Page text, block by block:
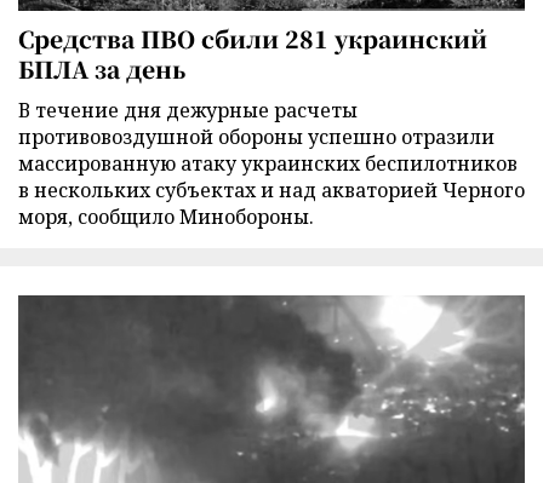
Средства ПВО сбили 281 украинский
БПЛА за день
В течение дня дежурные расчеты
противовоздушной обороны успешно отразили
массированную атаку украинских беспилотников
в нескольких субъектах и над акваторией Черного
моря, сообщило Минобороны.